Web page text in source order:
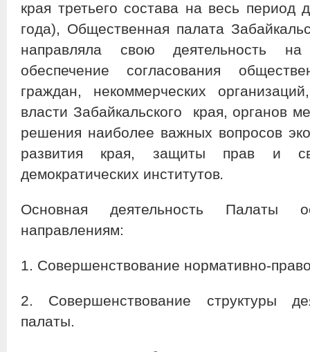
края третьего состава на весь
года), Общественная палата
направляла свою деятельность
обеспечение согласования
граждан, некоммерческих
власти Забайкальского края, органов
решения наиболее важных вопросов
развития края, защиты прав и
демократических институтов.
Основная деятельность Палаты
направлениям:
1. Совершенствование нормативно-
2. Совершенствование структуры
палаты.